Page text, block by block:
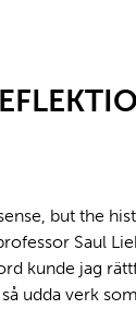
but the
Saul
kunde jag
udda verk